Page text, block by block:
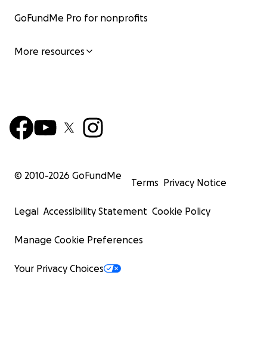
GoFundMe Pro for nonprofits
More resources
© 2010-2026 GoFundMe
Terms Privacy Notice
Legal Accessibility Statement Cookie Policy
Manage Cookie Preferences
Your Privacy Choices